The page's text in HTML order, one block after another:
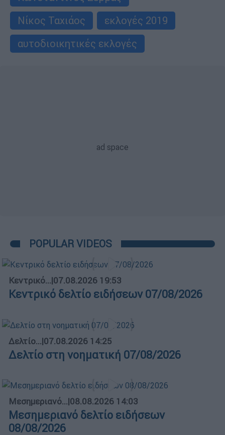
Νίκος Ταχιάος
εκλογές 2019
αυτοδιοικητικές εκλογές
POPULAR VIDEOS
Κεντρικό...|07.08.2026 19:53
Κεντρικό δελτίο ειδήσεων 07/08/2026
Δελτίο...|07.08.2026 14:25
Δελτίο στη νοηματική 07/08/2026
Μεσημεριανό...|08.08.2026 14:03
Μεσημεριανό δελτίο ειδήσεων
08/08/2026